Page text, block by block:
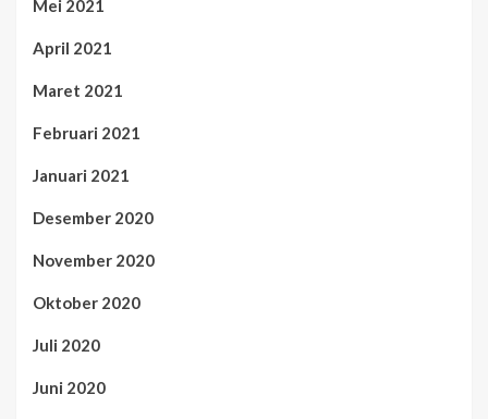
Mei 2021
April 2021
Maret 2021
Februari 2021
Januari 2021
Desember 2020
November 2020
Oktober 2020
Juli 2020
Juni 2020